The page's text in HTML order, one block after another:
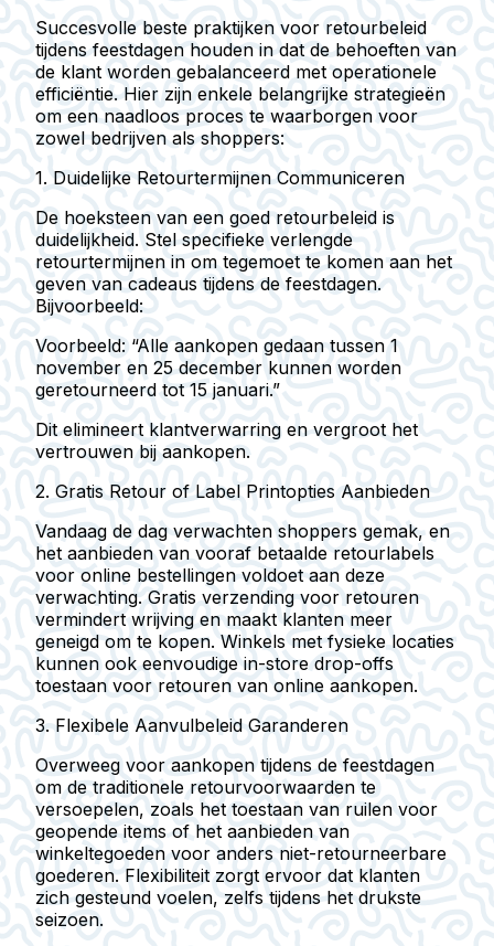
Succesvolle beste praktijken voor retourbeleid
tijdens feestdagen houden in dat de behoeften van
de klant worden gebalanceerd met operationele
efficiëntie. Hier zijn enkele belangrijke strategieën
om een naadloos proces te waarborgen voor
zowel bedrijven als shoppers:
1. Duidelijke Retourtermijnen Communiceren
De hoeksteen van een goed retourbeleid is
duidelijkheid. Stel specifieke verlengde
retourtermijnen in om tegemoet te komen aan het
geven van cadeaus tijdens de feestdagen.
Bijvoorbeeld:
Voorbeeld: “Alle aankopen gedaan tussen 1
november en 25 december kunnen worden
geretourneerd tot 15 januari.”
Dit elimineert klantverwarring en vergroot het
vertrouwen bij aankopen.
2. Gratis Retour of Label Printopties Aanbieden
Vandaag de dag verwachten shoppers gemak, en
het aanbieden van vooraf betaalde retourlabels
voor online bestellingen voldoet aan deze
verwachting. Gratis verzending voor retouren
vermindert wrijving en maakt klanten meer
geneigd om te kopen. Winkels met fysieke locaties
kunnen ook eenvoudige in-store drop-offs
toestaan voor retouren van online aankopen.
3. Flexibele Aanvulbeleid Garanderen
Overweeg voor aankopen tijdens de feestdagen
om de traditionele retourvoorwaarden te
versoepelen, zoals het toestaan van ruilen voor
geopende items of het aanbieden van
winkeltegoeden voor anders niet-retourneerbare
goederen. Flexibiliteit zorgt ervoor dat klanten
zich gesteund voelen, zelfs tijdens het drukste
seizoen.